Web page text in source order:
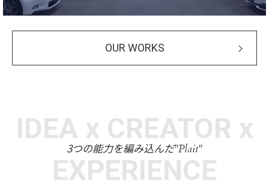
OUR WORKS
IDEA x CREATOR x
EXPERIENCE
3つの能力を編み込んだ"Plait"